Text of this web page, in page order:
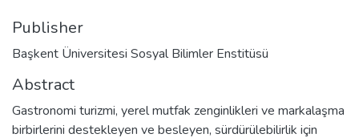
Publisher
Başkent Üniversitesi Sosyal Bilimler Enstitüsü
Abstract
Gastronomi turizmi, yerel mutfak zenginlikleri ve markalaşma
birbirlerini destekleyen ve besleyen, sürdürülebilirlik için